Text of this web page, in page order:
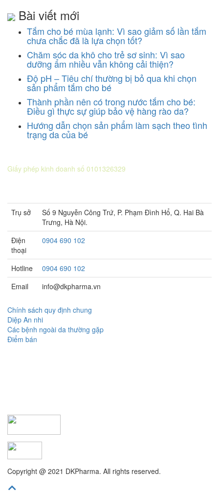
Bài viết mới
Tắm cho bé mùa lạnh: Vì sao giảm số lần tắm
chưa chắc đã là lựa chọn tốt?
Chăm sóc da khô cho trẻ sơ sinh: Vì sao
dưỡng ẩm nhiều vẫn không cải thiện?
Độ pH – Tiêu chí thường bị bỏ qua khi chọn
sản phẩm tắm cho bé
Thành phần nên có trong nước tắm cho bé:
Điều gì thực sự giúp bảo vệ hàng rào da?
Hướng dẫn chọn sản phẩm làm sạch theo tình
trạng da của bé
Giấy phép kinh doanh số 0101326329
Trụ sở
Số 9 Nguyễn Công Trứ, P. Phạm Đình Hổ, Q. Hai Bà
Trưng, Hà Nội.
Điện
thoại
0904 690 102
Hotline
0904 690 102
Email
info@dkpharma.vn
Chính sách quy định chung
Diệp An nhi
Các bệnh ngoài da thường gặp
Điểm bán
Copyright @ 2021 DKPharma. All rights reserved.